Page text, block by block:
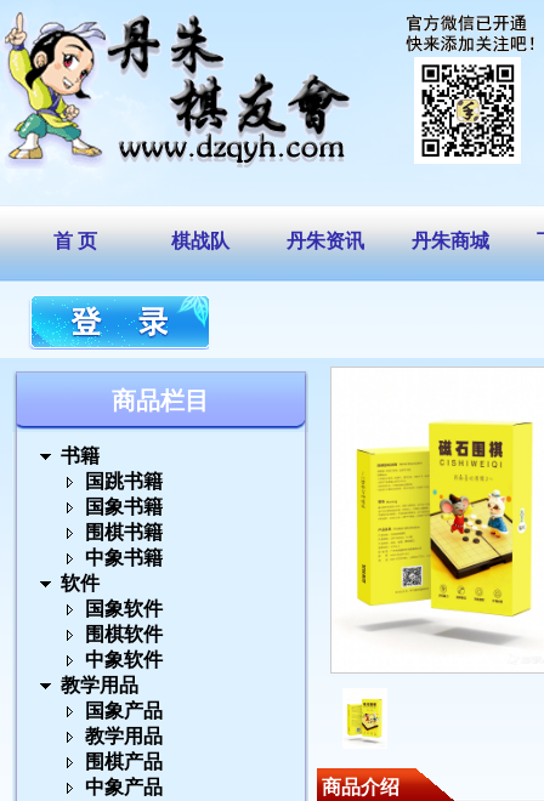
首 页 棋战队 丹朱资讯 丹朱商城
商品栏目
书籍
国跳书籍
国象书籍
围棋书籍
中象书籍
软件
国象软件
围棋软件
中象软件
教学用品
国象产品
教学用品
围棋产品
中象产品
商品介绍